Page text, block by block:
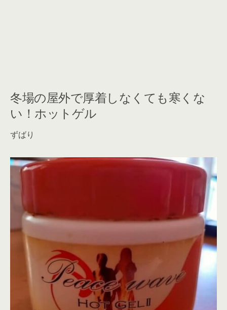
冬場の屋外で厚着しなくても寒くな
い！ホットゲル
ずばり